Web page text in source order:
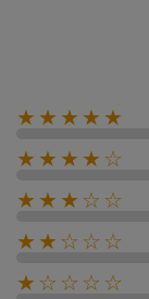
★★★★★
★★★★☆
★★★☆☆
★★☆☆☆
★☆☆☆☆